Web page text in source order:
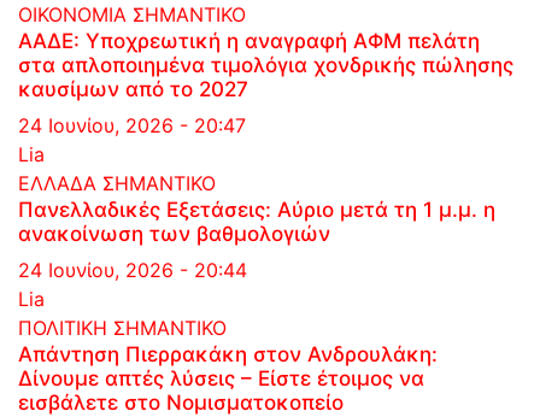
ΟΙΚΟΝΟΜΙΑ ΣΗΜΑΝΤΙΚΟ
ΑΑΔΕ: Υποχρεωτική η αναγραφή ΑΦΜ πελάτη
στα απλοποιημένα τιμολόγια χονδρικής πώλησης
καυσίμων από το 2027
24 Ιουνίου, 2026 - 20:47
Lia
ΕΛΛΑΔΑ ΣΗΜΑΝΤΙΚΟ
Πανελλαδικές Εξετάσεις: Αύριο μετά τη 1 μ.μ. η
ανακοίνωση των βαθμολογιών
24 Ιουνίου, 2026 - 20:44
Lia
ΠΟΛΙΤΙΚΗ ΣΗΜΑΝΤΙΚΟ
Απάντηση Πιερρακάκη στον Ανδρουλάκη:
Δίνουμε απτές λύσεις – Είστε έτοιμος να
εισβάλετε στο Νομισματοκοπείο